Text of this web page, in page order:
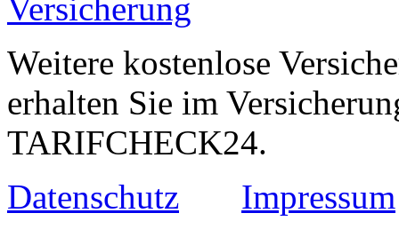
Weitere kostenlose
erhalten Sie im
TARIFCHECK24.
Datenschutz
Impressum